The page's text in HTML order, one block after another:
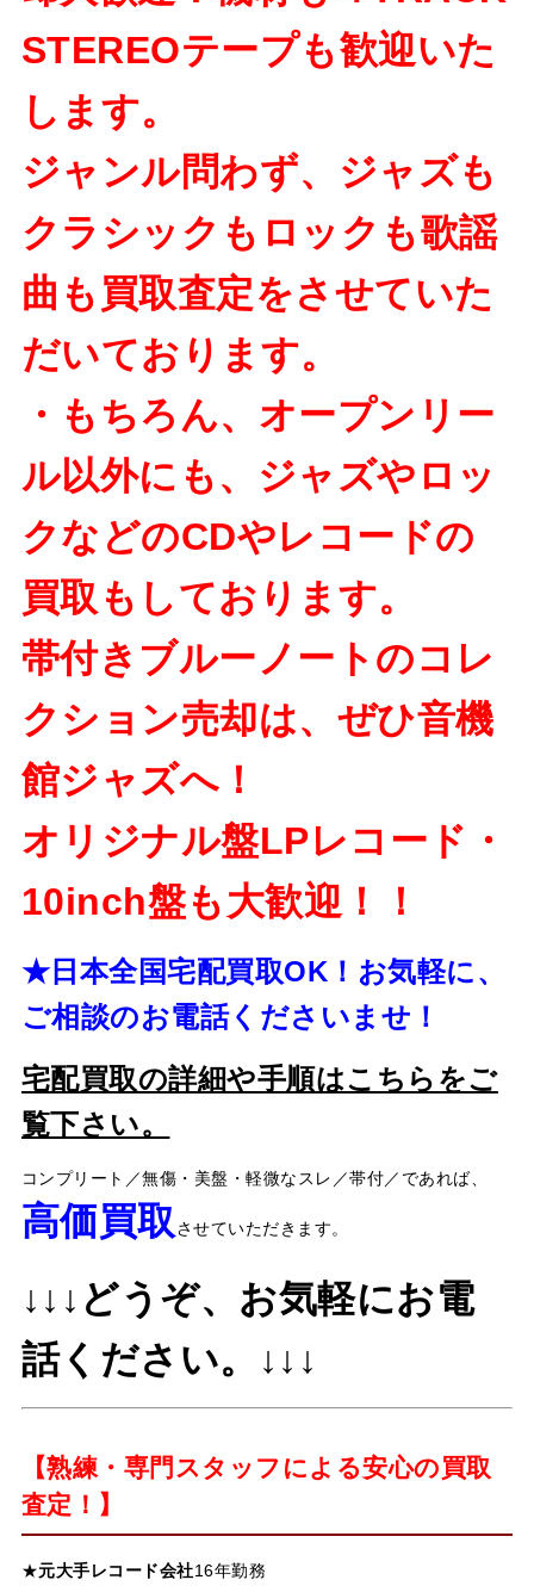
STEREOテープも歓迎いた
します。
ジャンル問わず、ジャズも
クラシックもロックも歌謡
曲も買取査定をさせていた
だいております。
・もちろん、オープンリー
ル以外にも、ジャズやロッ
クなどのCDやレコードの
買取もしております。
帯付きブルーノートのコレ
クション売却は、ぜひ音機
館ジャズへ！
オリジナル盤LPレコード・
10inch盤も大歓迎！！
★日本全国宅配買取OK！お気軽に、
ご相談のお電話くださいませ！
宅配買取の詳細や手順はこちらをご
覧下さい。
コンプリート／無傷・美盤・軽微なスレ／帯付／であれば、
高価買取 させていただきます。
↓↓↓どうぞ、お気軽にお電
話ください。↓↓↓
【熟練・専門スタッフによる安心の買取
査定！】
★元大手レコード会社16年勤務